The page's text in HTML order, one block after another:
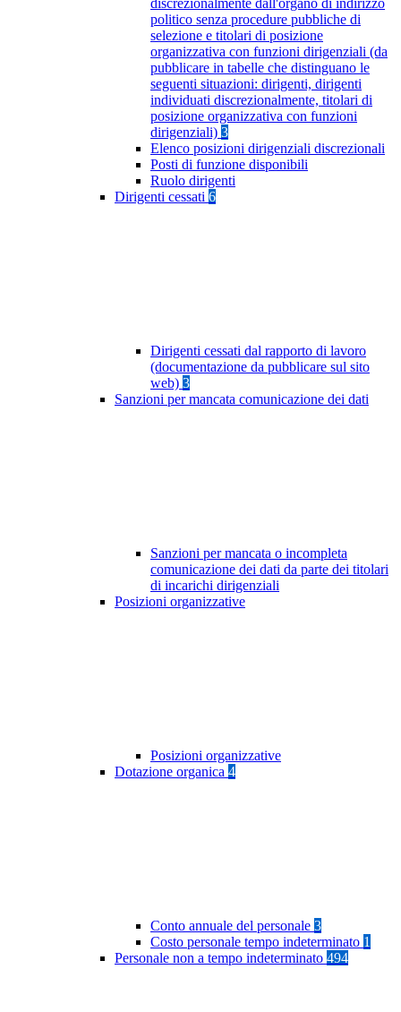
discrezionalmente dall'organo di indirizzo
politico senza procedure pubbliche di
selezione e titolari di posizione
organizzativa con funzioni dirigenziali (da
pubblicare in tabelle che distinguano le
seguenti situazioni: dirigenti, dirigenti
individuati discrezionalmente, titolari di
posizione organizzativa con funzioni
dirigenziali) 3
Elenco posizioni dirigenziali discrezionali
Posti di funzione disponibili
Ruolo dirigenti
Dirigenti cessati 6
Dirigenti cessati dal rapporto di lavoro
(documentazione da pubblicare sul sito
web) 3
Sanzioni per mancata comunicazione dei dati
Sanzioni per mancata o incompleta
comunicazione dei dati da parte dei titolari
di incarichi dirigenziali
Posizioni organizzative
Posizioni organizzative
Dotazione organica 4
Conto annuale del personale 3
Costo personale tempo indeterminato 1
Personale non a tempo indeterminato 494